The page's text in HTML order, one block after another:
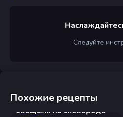
Следуйте
Похожие рецепты
Вермишель с курицей и
овощами на сковороде